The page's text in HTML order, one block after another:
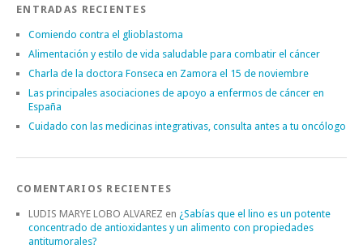
ENTRADAS RECIENTES
Comiendo contra el glioblastoma
Alimentación y estilo de vida saludable para combatir el cáncer
Charla de la doctora Fonseca en Zamora el 15 de noviembre
Las principales asociaciones de apoyo a enfermos de cáncer en
España
Cuidado con las medicinas integrativas, consulta antes a tu oncólogo
COMENTARIOS RECIENTES
LUDIS MARYE LOBO ALVAREZ en ¿Sabías que el lino es un potente
concentrado de antioxidantes y un alimento con propiedades
antitumorales?